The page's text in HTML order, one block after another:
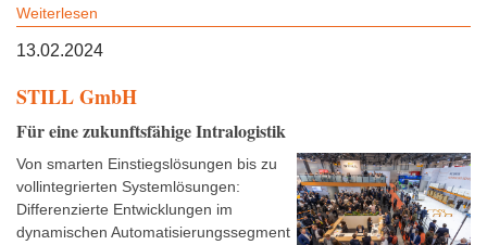
Weiterlesen
13.02.2024
STILL GmbH
Für eine zukunftsfähige Intralogistik
Von smarten Einstiegslösungen bis zu
vollintegrierten Systemlösungen:
Differenzierte Entwicklungen im
dynamischen Automatisierungssegment